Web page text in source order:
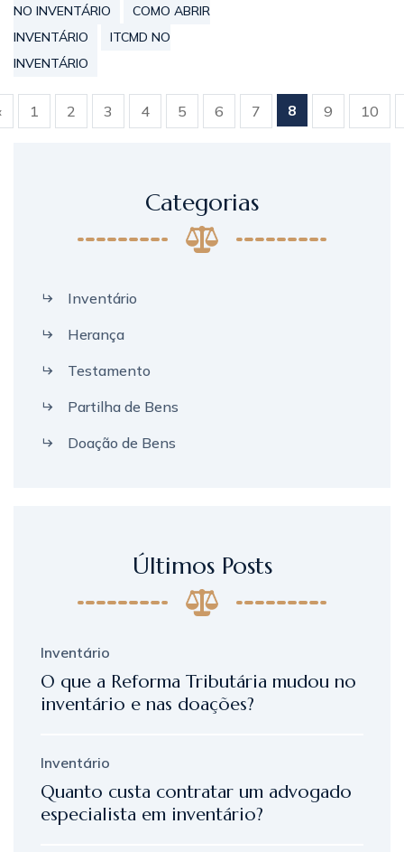
NO INVENTÁRIO
COMO ABRIR
INVENTÁRIO
ITCMD NO
INVENTÁRIO
1 2 3 4 5 6 7 8 9 10
Categorias
Inventário
Herança
Testamento
Partilha de Bens
Doação de Bens
Últimos Posts
Inventário
O que a Reforma Tributária mudou no
inventário e nas doações?
Inventário
Quanto custa contratar um advogado
especialista em inventário?